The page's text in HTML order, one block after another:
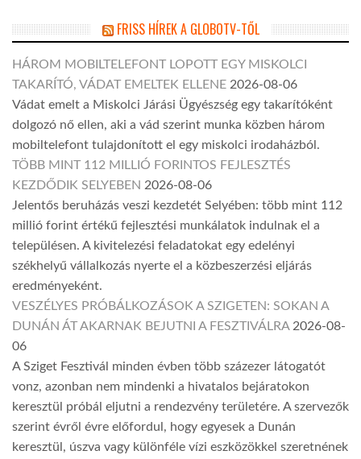
FRISS HÍREK A GLOBOTV-TŐL
HÁROM MOBILTELEFONT LOPOTT EGY MISKOLCI
TAKARÍTÓ, VÁDAT EMELTEK ELLENE 2026-08-06
Vádat emelt a Miskolci Járási Ügyészség egy takarítóként
dolgozó nő ellen, aki a vád szerint munka közben három
mobiltelefont tulajdonított el egy miskolci irodaházból.
TÖBB MINT 112 MILLIÓ FORINTOS FEJLESZTÉS
KEZDŐDIK SELYEBEN 2026-08-06
Jelentős beruházás veszi kezdetét Selyében: több mint 112
millió forint értékű fejlesztési munkálatok indulnak el a
településen. A kivitelezési feladatokat egy edelényi
székhelyű vállalkozás nyerte el a közbeszerzési eljárás
eredményeként.
VESZÉLYES PRÓBÁLKOZÁSOK A SZIGETEN: SOKAN A
DUNÁN ÁT AKARNAK BEJUTNI A FESZTIVÁLRA 2026-08-
06
A Sziget Fesztivál minden évben több százezer látogatót
vonz, azonban nem mindenki a hivatalos bejáratokon
keresztül próbál eljutni a rendezvény területére. A szervezők
szerint évről évre előfordul, hogy egyesek a Dunán
keresztül, úszva vagy különféle vízi eszközökkel szeretnének